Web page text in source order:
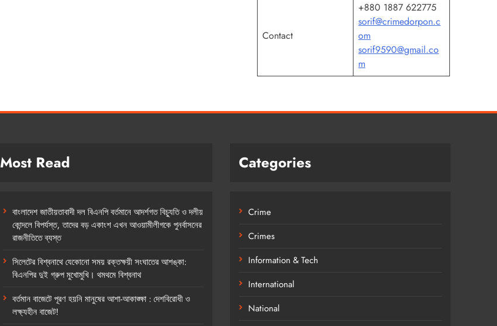
Contact
+880 1887 622775
sorif@crimedorpon.c
om
sorif9590@gmail.co
m
Most Read
বাংলাদেশ জাতীয়তাবাদী দল বিএনপি বর্তমানে আদর্শগত বিচ্যুতি ও দলীয়
কোন্দলে বিপর্যস্ত, তাদের বড় একাংশ এখন আওয়ামীলীগকে পুনর্বাসনের
রাজনীতিতে ব্যস্ত
সিলেটের বিশ্বনাথে যেকোনো সময় রক্তক্ষয়ী সংঘাতের আশঙ্কা:
বিএনপির দুই গ্রুপ মুখোমুখি। থমথমে বিশ্বনাথ
বর্তমান বাজেটে পূরণ হয়নি মানুষের আশা-আকাঙ্ক্ষা : দেশবিরোধী ও
লক্ষ্যহীন বাজেট!
Categories
Crime
Crimes
Information & Tech
International
National